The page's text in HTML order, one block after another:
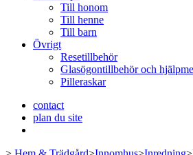
Till honom
Till henne
Till barn
Övrigt
Resetillbehör
Glasögontillbehör och
Pilleraskar
contact
plan du site